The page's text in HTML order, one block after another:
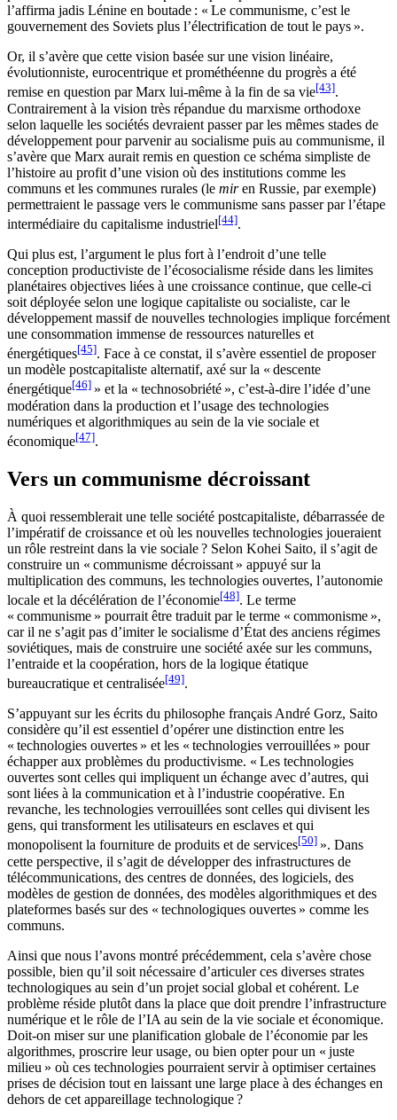
l’affirma jadis Lénine en boutade : « Le communisme, c’est le
gouvernement des Soviets plus l’électrification de tout le pays ».
Or, il s’avère que cette vision basée sur une vision linéaire,
évolutionniste, eurocentrique et prométhéenne du progrès a été
remise en question par Marx lui-même à la fin de sa vie[43].
Contrairement à la vision très répandue du marxisme orthodoxe
selon laquelle les sociétés devraient passer par les mêmes stades de
développement pour parvenir au socialisme puis au communisme, il
s’avère que Marx aurait remis en question ce schéma simpliste de
l’histoire au profit d’une vision où des institutions comme les
communs et les communes rurales (le miren Russie, par exemple)
permettraient le passage vers le communisme sans passer par l’étape
intermédiaire du capitalisme industriel[44].
Qui plus est, l’argument le plus fort à l’endroit d’une telle
conception productiviste de l’écosocialisme réside dans les limites
planétaires objectives liées à une croissance continue, que celle-ci
soit déployée selon une logique capitaliste ou socialiste, car le
développement massif de nouvelles technologies implique forcément
une consommation immense de ressources naturelles et
énergétiques[45]. Face à ce constat, il s’avère essentiel de proposer
un modèle postcapitaliste alternatif, axé sur la « descente
énergétique[46] » et la « technosobriété », c’est-à-dire l’idée d’une
modération dans la production et l’usage des technologies
numériques et algorithmiques au sein de la vie sociale et
économique[47].
Vers un communisme décroissant
À quoi ressemblerait une telle société postcapitaliste, débarrassée de
l’impératif de croissance et où les nouvelles technologies joueraient
un rôle restreint dans la vie sociale ? Selon Kohei Saito, il s’agit de
construire un « communisme décroissant » appuyé sur la
multiplication des communs, les technologies ouvertes, l’autonomie
locale et la décélération de l’économie[48]. Le terme
« communisme » pourrait être traduit par le terme « commonisme »,
car il ne s’agit pas d’imiter le socialisme d’État des anciens régimes
soviétiques, mais de construire une société axée sur les communs,
l’entraide et la coopération, hors de la logique étatique
bureaucratique et centralisée[49].
S’appuyant sur les écrits du philosophe français André Gorz, Saito
considère qu’il est essentiel d’opérer une distinction entre les
« technologies ouvertes » et les « technologies verrouillées » pour
échapper aux problèmes du productivisme. « Les technologies
ouvertes sont celles qui impliquent un échange avec d’autres, qui
sont liées à la communication et à l’industrie coopérative. En
revanche, les technologies verrouillées sont celles qui divisent les
gens, qui transforment les utilisateurs en esclaves et qui
monopolisent la fourniture de produits et de services[50] ». Dans
cette perspective, il s’agit de développer des infrastructures de
télécommunications, des centres de données, des logiciels, des
modèles de gestion de données, des modèles algorithmiques et des
plateformes basés sur des « technologiques ouvertes » comme les
communs.
Ainsi que nous l’avons montré précédemment, cela s’avère chose
possible, bien qu’il soit nécessaire d’articuler ces diverses strates
technologiques au sein d’un projet social global et cohérent. Le
problème réside plutôt dans la place que doit prendre l’infrastructure
numérique et le rôle de l’IA au sein de la vie sociale et économique.
Doit-on miser sur une planification globale de l’économie par les
algorithmes, proscrire leur usage, ou bien opter pour un « juste
milieu » où ces technologies pourraient servir à optimiser certaines
prises de décision tout en laissant une large place à des échanges en
dehors de cet appareillage technologique ?